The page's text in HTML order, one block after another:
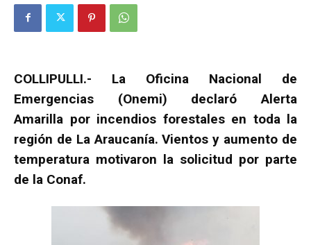
COLLIPULLI.- La Oficina Nacional de
Emergencias (Onemi) declaró Alerta
Amarilla por incendios forestales en toda la
región de La Araucanía. Vientos y aumento de
temperatura motivaron la solicitud por parte
de la Conaf.